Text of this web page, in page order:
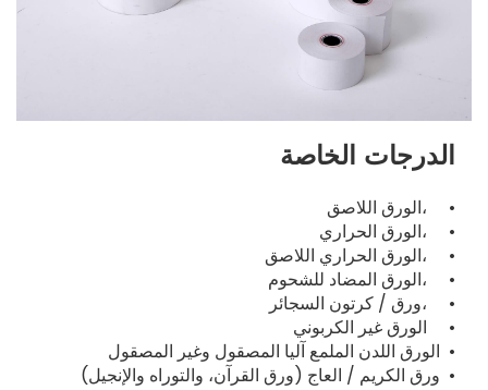
الدرجات الخاصة
الورق اللاصق، •
الورق الحراري، •
الورق الحراري اللاصق، •
الورق المضاد للشحوم، •
ورق / كرتون السجائر، •
الورق غير الكربوني •
الورق اللدن الملمع آليا المصقول وغير المصقول •
ورق الكريم / العاج (ورق القرآن، والتوراه والإنجيل) •